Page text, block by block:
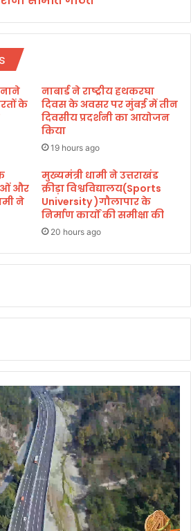
के
नाबार्ड ने राष्ट्रीय हथकरघा
दिवस के अवसर पर मुंबई में तीन
दिवसीय प्रदर्शनी का आयोजन
किया
19 hours ago
और
ने
मुख्यमंत्री धामी ने उत्तराखंड
क्रीड़ा विश्वविद्यालय(Sports
University )गौलापार के
निर्माण कार्यों की समीक्षा की
20 hours ago